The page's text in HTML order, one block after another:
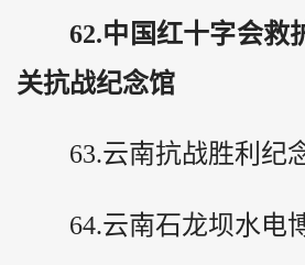
62.中国红十字会救
关抗战纪念馆
63.云南抗战胜利纪
64.云南石龙坝水电